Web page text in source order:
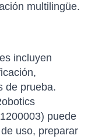
multilingüe.
incluyen
de prueba.
puede
uso, preparar